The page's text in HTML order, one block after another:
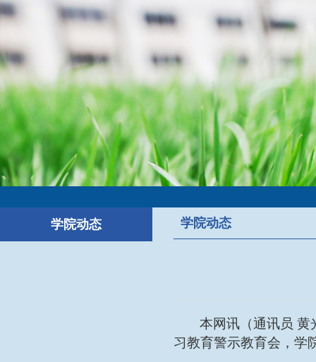
学院动态 学院动态
本网讯（通讯员 黄
习教育警示教育会，学